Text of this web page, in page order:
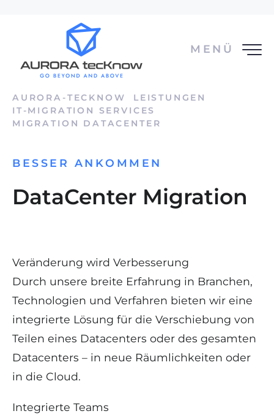
MENÜ
AURORA-TECKNOW
LEISTUNGEN
IT-MIGRATION SERVICES
MIGRATION DATACENTER
BESSER ANKOMMEN
DataCenter Migration
Veränderung wird Verbesserung
Durch unsere breite Erfahrung in Branchen,
Technologien und Verfahren bieten wir eine
integrierte Lösung für die Verschiebung von
Teilen eines Datacenters oder des gesamten
Datacenters – in neue Räumlichkeiten oder
in die Cloud.
Integrierte Teams